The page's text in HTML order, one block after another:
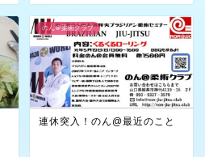
のん＠柔術クラブ
連休突入！のん@最近のこと